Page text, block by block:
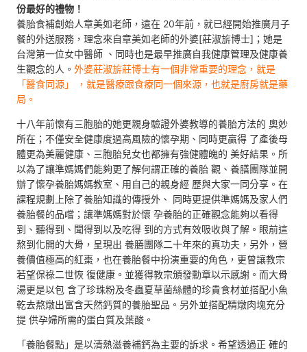
份最好的禮物！
養胎食補創始人章美如老師，遠在 20年前，就已經開始推廣月子
餐的外送服務，理念來自章美如老師的外婆[莊淑旂博士]；她是
台灣第一位女中醫師 、同時也是最早推廣自我健康管理及健康養
生觀念的人。 外婆莊淑旂莊博士有一個非常重要的理念，就是
「醫食同源」 ，就是醫療跟食療同一個來源，也就是廚房就是藥
局。
十八年前懷有三胞胎的她更親身驗證外婆教導的養胎方法的 奧妙
所在；不僅安全健康度過高風險的懷孕期、同時更贏得 了產後母
體更為美麗健康、三胞胎兒女也都擁有強健體魄的 美好結果。所
以為了讓準媽媽們能夠更了解何謂正確的養胎 觀、養膳團隊並開
辦了懷孕養胎媽媽教室、用自己的親身經 歷與大家一同分享。在
課程規劃上除了養胎知識的傳授外、 同時更提供準媽媽及家人們
養胎餐的品嚐；讓準媽媽對於懷 孕養胎的正確觀念能夠以看得
到、聽得到、聞得到以及吃得 到的方式有效吸收與了解。眼前這
熬到化開的大骨，呈現出 養膳團隊二十年來的真功夫，另外，營
養價值極高的紅棗，也在養胎餐中扮演重要的角色，更曾讓教宗
若望保祿二世恢 復健康。並獲得教宗頒發勳章以示感謝。而大骨
湯更是以包 含了珍珠粉及冬蟲夏草菌絲體的珍貴食材並搭配小魚
乾去熬燉出富含天然鈣質的養胎聖品。另外並搭配精燉肉塊充分
提 供孕婦所需的蛋白質及葉酸。
「養胎餐點」是以清熱滋養補鈣為主要的訴求。希望透過正 確的